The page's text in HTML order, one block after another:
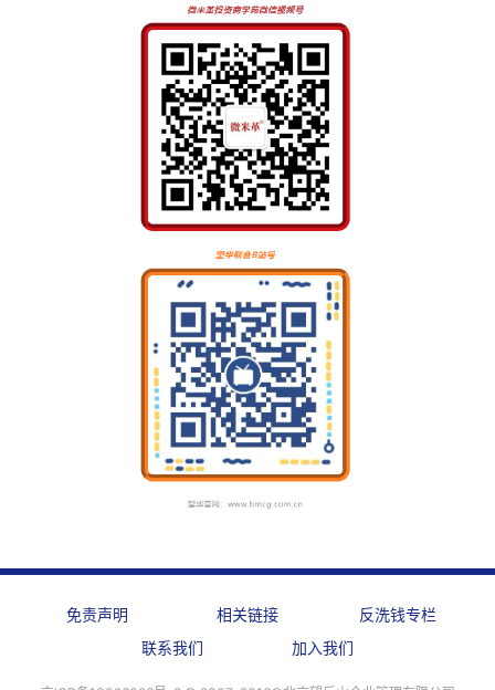
免责声明 相关链接
反洗钱专栏
联系我们
加入我们